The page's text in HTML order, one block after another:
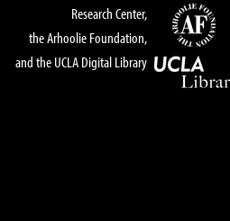
Research Center,
the Arhoolie Foundation,
and the UCLA Digital Library